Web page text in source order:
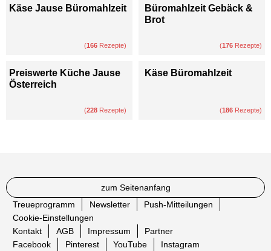
Käse Jause Büromahlzeit
(166 Rezepte)
Büromahlzeit Gebäck &
Brot
(176 Rezepte)
Preiswerte Küche Jause
Österreich
(228 Rezepte)
Käse Büromahlzeit
(186 Rezepte)
zum Seitenanfang
Treueprogramm
Newsletter
Push-Mitteilungen
Cookie-Einstellungen
Kontakt
AGB Impressum
Partner
Facebook
Pinterest YouTube Instagram